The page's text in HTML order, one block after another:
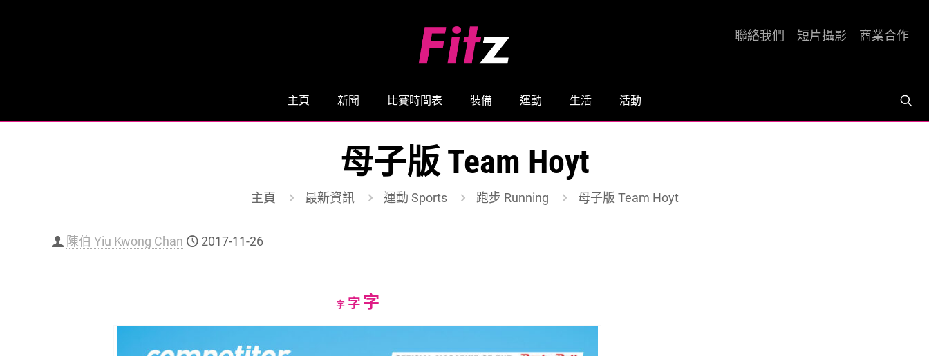
主頁 新聞 比賽時間表 裝備 運動 生活 活動
聯絡我們 短片攝影 商業合作
母子版 Team Hoyt
主頁 最新資訊 運動 Sports 跑步 Running 母子版 Team Hoyt
陳伯 Yiu Kwong Chan 2017-11-26
字Decrease
字Reset
字Increase
font